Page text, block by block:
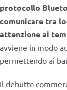
protocollo
comunicare tra
attenzione ai
avviene in modo
permettendo ai
Il debutto